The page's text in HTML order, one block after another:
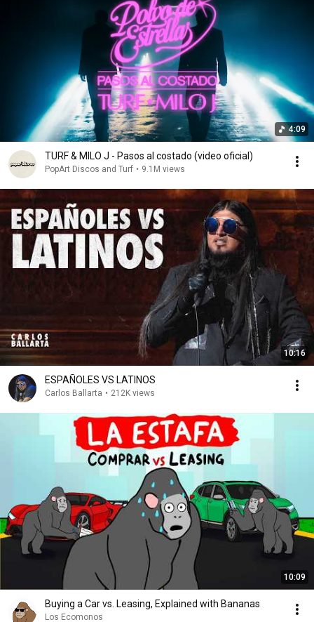
4:09
TURF & MILO J - Pasos al costado (video oficial)
PopArt Discos and Turf • 9.1M views
10:16
ESPAÑOLES VS LATINOS
Carlos Ballarta • 212K views
10:09
Buying a Car vs. Leasing, Explained with Bananas
Los Ecomonos